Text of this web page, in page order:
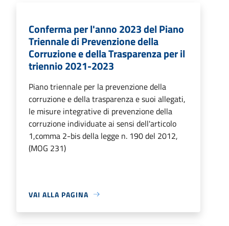
Conferma per l'anno 2023 del Piano
Triennale di Prevenzione della
Corruzione e della Trasparenza per il
triennio 2021-2023
Piano triennale per la prevenzione della
corruzione e della trasparenza e suoi allegati,
le misure integrative di prevenzione della
corruzione individuate ai sensi dell'articolo
1,comma 2-bis della legge n. 190 del 2012,
(MOG 231)
VAI ALLA PAGINA